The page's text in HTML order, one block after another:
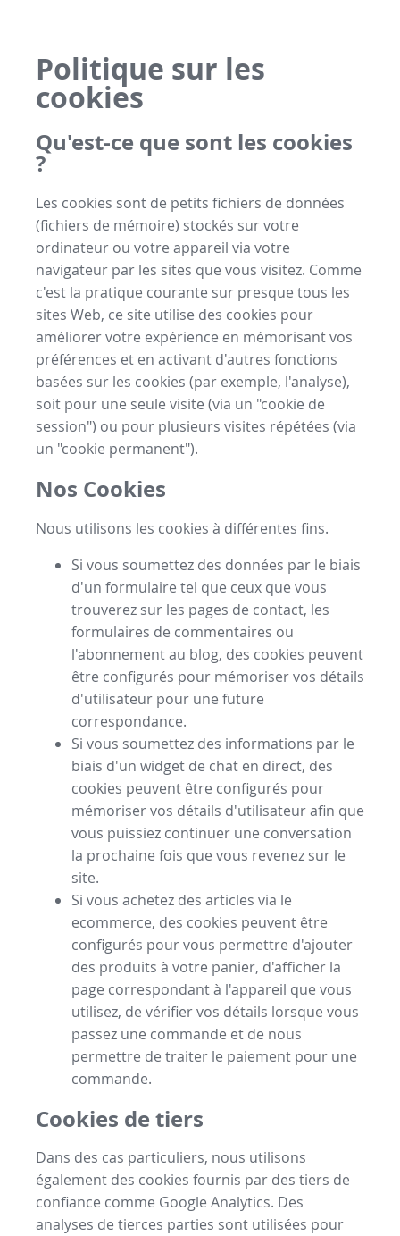
Politique sur les
cookies
Qu'est-ce que sont les cookies
?
Les cookies sont de petits fichiers de données
(fichiers de mémoire) stockés sur votre
ordinateur ou votre appareil via votre
navigateur par les sites que vous visitez. Comme
c'est la pratique courante sur presque tous les
sites Web, ce site utilise des cookies pour
améliorer votre expérience en mémorisant vos
préférences et en activant d'autres fonctions
basées sur les cookies (par exemple, l'analyse),
soit pour une seule visite (via un "cookie de
session") ou pour plusieurs visites répétées (via
un "cookie permanent").
Nos Cookies
Nous utilisons les cookies à différentes fins.
Si vous soumettez des données par le biais
d'un formulaire tel que ceux que vous
trouverez sur les pages de contact, les
formulaires de commentaires ou
l'abonnement au blog, des cookies peuvent
être configurés pour mémoriser vos détails
d'utilisateur pour une future
correspondance.
Si vous soumettez des informations par le
biais d'un widget de chat en direct, des
cookies peuvent être configurés pour
mémoriser vos détails d'utilisateur afin que
vous puissiez continuer une conversation
la prochaine fois que vous revenez sur le
site.
Si vous achetez des articles via le
ecommerce, des cookies peuvent être
configurés pour vous permettre d'ajouter
des produits à votre panier, d'afficher la
page correspondant à l'appareil que vous
utilisez, de vérifier vos détails lorsque vous
passez une commande et de nous
permettre de traiter le paiement pour une
commande.
Cookies de tiers
Dans des cas particuliers, nous utilisons
également des cookies fournis par des tiers de
confiance comme Google Analytics. Des
analyses de tierces parties sont utilisées pour